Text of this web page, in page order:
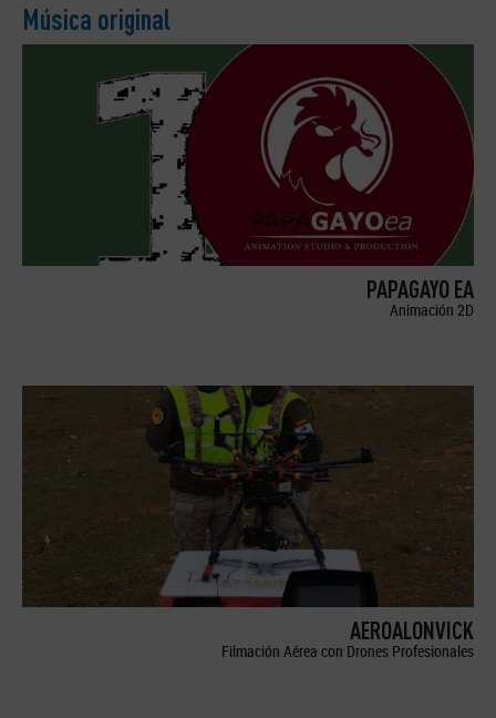
Música original
PAPAGAYO EA
Animación 2D
AEROALONVICK
Filmación Aérea con Drones Profesionales